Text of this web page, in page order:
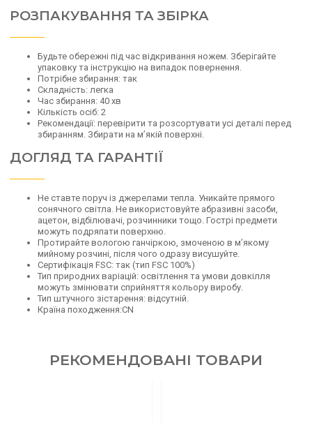
РОЗПАКУВАННЯ ТА ЗБІРКА
Будьте обережні під час відкривання ножем. Зберігайте
упаковку та інструкцію на випадок повернення.
Потрібне збирання: так
Складність: легка
Час збирання: 40 хв
Кількість осіб: 2
Рекомендації: перевірити та розсортувати усі деталі перед
збиранням. Збирати на м’якій поверхні.
ДОГЛЯД ТА ГАРАНТІЇ
Не ставте поруч із джерелами тепла. Уникайте прямого
сонячного світла. Не використовуйте абразивні засоби,
ацетон, відбілювачі, розчинники тощо. Гострі предмети
можуть подряпати поверхню.
Протирайте вологою ганчіркою, змоченою в м’якому
мийному розчині, після чого одразу висушуйте.
Сертифікація FSC: так (тип FSC 100%)
Тип природних варіацій: освітлення та умови довкілля
можуть змінювати сприйняття кольору виробу.
Тип штучного зістарення: відсутній.
Країна походження:CN
РЕКОМЕНДОВАНІ ТОВАРИ